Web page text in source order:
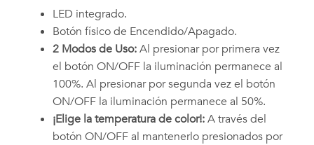
LED integrado.
Botón físico de Encendido/Apagado.
2 Modos de Uso:Al presionar por primera vez
el botón ON/OFF la iluminación permanece al
100%. Al presionar por segunda vez el botón
ON/OFF la iluminación permanece al 50%.
¡Elige la temperatura de color!:A través del
botón ON/OFF al mantenerlo presionados por